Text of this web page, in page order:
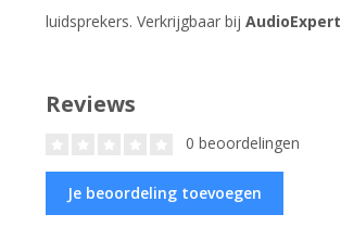
luidsprekers. Verkrijgbaar bij AudioExpert
Reviews
0 beoordelingen
Je beoordeling toevoegen